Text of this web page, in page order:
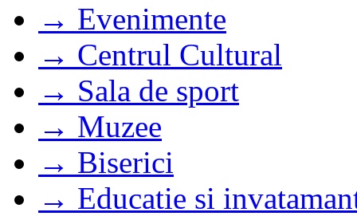
→ Evenimente
→ Centrul Cultural
→ Sala de sport
→ Muzee
→ Biserici
→ Educatie si